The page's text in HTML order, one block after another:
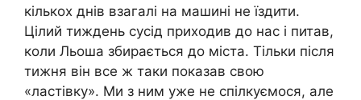
кількох днів взагалі на машині не їздити.
Цілий тиждень сусід приходив до нас і питав,
коли Льоша збирається до міста. Тільки після
тижня він все ж таки показав свою
«ластівку». Ми з ним уже не спілкуємося, але